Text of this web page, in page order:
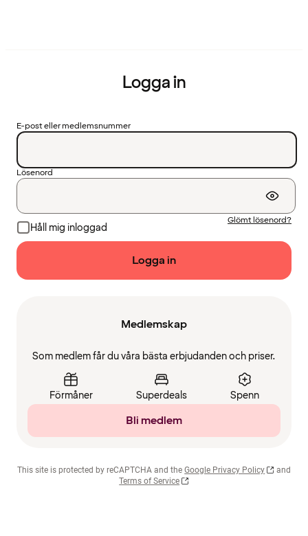
Logga in
E-post eller medlemsnummer
Lösenord
Håll mig inloggad
Glömt lösenord?
Logga in
Medlemskap
Som medlem får du våra bästa erbjudanden och priser.
Förmåner Superdeals Spenn
Bli medlem
This site is protected by reCAPTCHA and the Google Privacy Policy
and
Terms of Service